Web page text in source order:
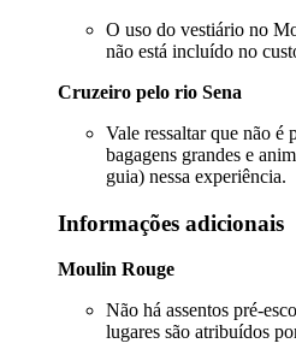
O uso do vestiário no
não está incluído no
Cruzeiro pelo rio Sena
Vale ressaltar que não é
bagagens grandes e
guia) nessa experiência.
Informações adicionais
Moulin Rouge
Não há assentos pré-
lugares são atribuídos